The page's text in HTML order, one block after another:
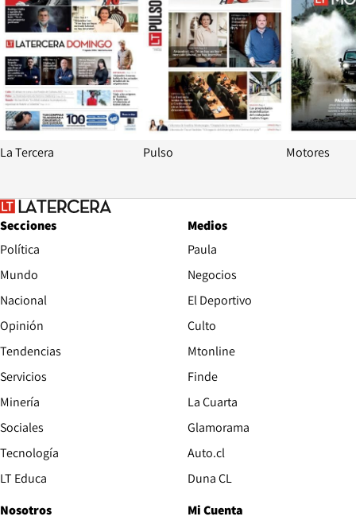
La Tercera Pulso Motores
Secciones
Política
Mundo
Nacional
Opinión
Tendencias
Servicios
Minería
Sociales
Tecnología
LT Educa
Medios
Paula
Negocios
El Deportivo
Culto
Mtonline
Finde
La Cuarta
Glamorama
Auto.cl
Duna CL
Nosotros
Mi Cuenta